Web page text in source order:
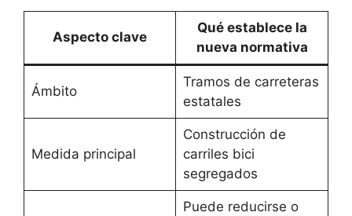
Aspecto clave
Qué establece la
nueva normativa
Ámbito
Tramos de carreteras
estatales
Medida principal
Construcción de
carriles bici
segregados
Puede reducirse o